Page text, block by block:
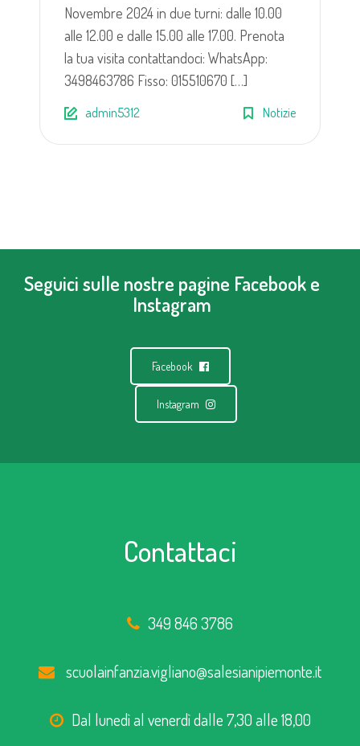
Novembre 2024 in due turni: dalle 10.00
alle 12.00 e dalle 15.00 alle 17.00. Prenota
la tua visita contattandoci: WhatsApp:
3498463786 Fisso: 015510670 […]
admin5312 Notizie
Seguici sulle nostre pagine Facebook e
Instagram
Facebook
Instagram
Contattaci
349 846 3786
scuolainfanzia.vigliano@salesianipiemonte.it
Dal lunedì al venerdì dalle 7,30 alle 18,00